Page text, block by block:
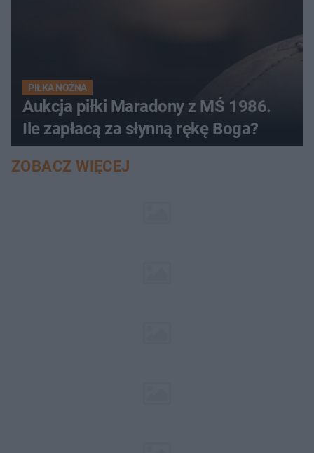
PIŁKA NOŻNA
Aukcja piłki Maradony z MŚ 1986.
Ile zapłacą za słynną rękę Boga?
ZOBACZ WIĘCEJ